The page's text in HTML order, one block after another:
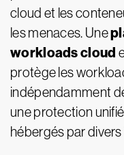
cloud et les
les menaces. Une
workloads cloud
protège les
indépendamment
une protection
hébergés par